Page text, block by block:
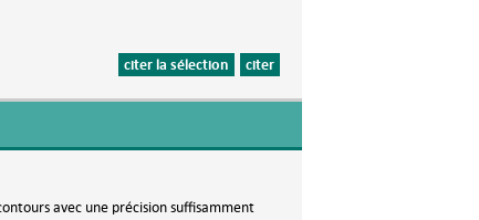
citer
citer la sélection
avec une précision suffisamment